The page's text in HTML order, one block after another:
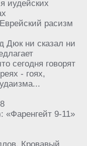
иудейских
расизм
Дюк ни сказал ни
сегодня говорят
- гоях,
9-11»